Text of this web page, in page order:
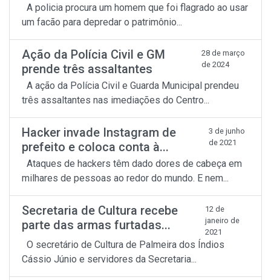
A policia procura um homem que foi flagrado ao usar
um facão para depredar o patrimônio...
Ação da Polícia Civil e GM
prende três assaltantes
28 de março
de 2024
A ação da Polícia Civil e Guarda Municipal prendeu
três assaltantes nas imediações do Centro...
Hacker invade Instagram de
prefeito e coloca conta à...
3 de junho
de 2021
Ataques de hackers têm dado dores de cabeça em
milhares de pessoas ao redor do mundo. E nem...
Secretaria de Cultura recebe
parte das armas furtadas...
12 de
janeiro de
2021
O secretário de Cultura de Palmeira dos Índios
Cássio Júnio e servidores da Secretaria...